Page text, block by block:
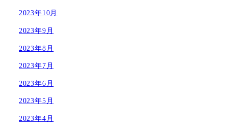
2023年10月
2023年9月
2023年8月
2023年7月
2023年6月
2023年5月
2023年4月